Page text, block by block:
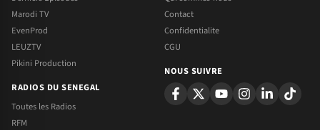
Marodi TV
EvenProd
LEUZTV
Pikini Production
RADIOS DU SENEGAL
Toutes les Radios
RFM
Contact
Confidentialite
CGU
NOUS SUIVRE